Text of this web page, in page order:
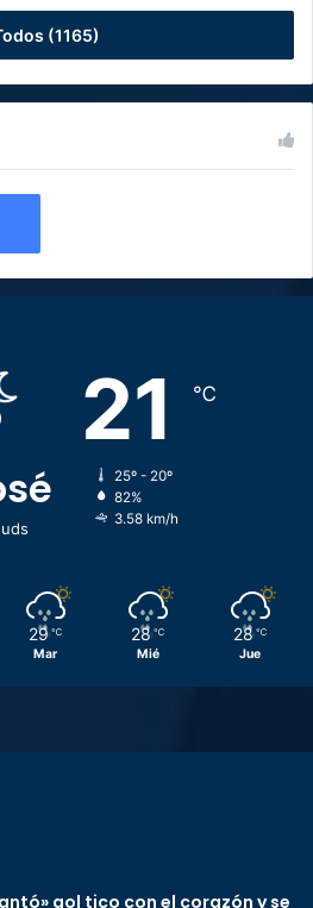
(1165)
21 ℃
25º - 20º
82%
3.58 km/h
29 ℃
Mar
28 ℃
Mié
28 ℃
Jue
gol tico con el corazón y se